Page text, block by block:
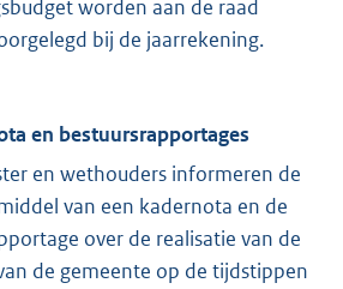
worden aan de raad
bij de jaarrekening.
en bestuursrapportages
en wethouders informeren de
van een kadernota en de
over de realisatie van de
de gemeente op de tijdstippen